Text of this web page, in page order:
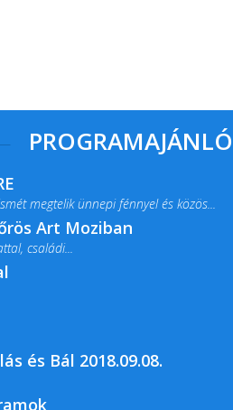
PROGRAMAJÁNLÓ
megtelik ünnepi fénnyel és közös...
Art Moziban
családi...
Könyvtár és...
és Bál 2018.09.08.